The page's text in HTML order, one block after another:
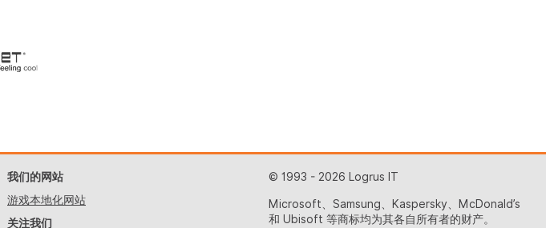
我们的网站
游戏本地化网站
关注我们
© 1993 - 2026 Logrus IT
Microsoft、Samsung、Kaspersky、McDonald’s
和 Ubisoft 等商标均为其各自所有者的财产。